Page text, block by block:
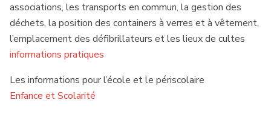
associations, les transports en commun, la gestion des
déchets, la position des containers à verres et à vêtement,
l’emplacement des défibrillateurs et les lieux de cultes
informations pratiques
Les informations pour l’école et le périscolaire
Enfance et Scolarité